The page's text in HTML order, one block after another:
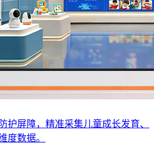
护屏障，精准采集儿童成长发育、
度数据。